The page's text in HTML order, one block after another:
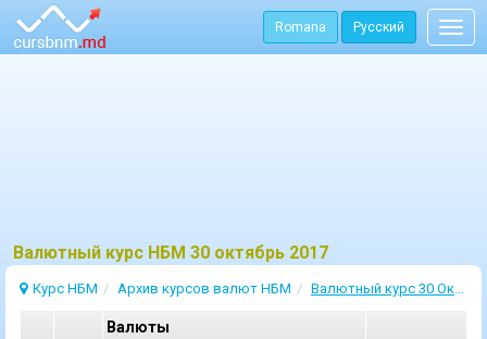
Romana Русский
Bалютный курс НБМ 30 октябрь 2017
Курс НБМ Архив курсов валют НБМ Валютный курс 30 Октябрь 2017
Валюты